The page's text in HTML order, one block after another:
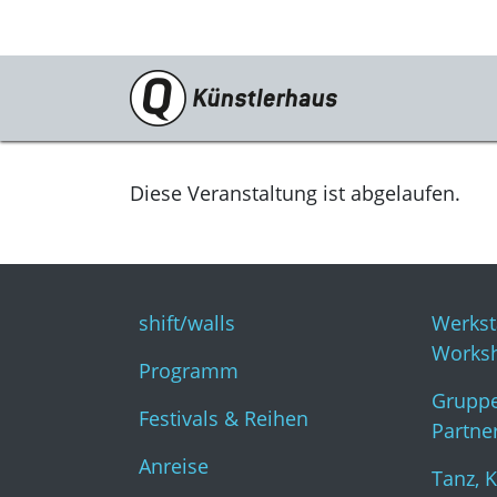
Besuch
shift/walls
Anreise
Tickets
Gastronomie
KunstKulturQuartier
Diese Veranstaltung ist abgelaufen.
shift/walls
Programm
Festivals & Reihen
Anreise
Tanz,